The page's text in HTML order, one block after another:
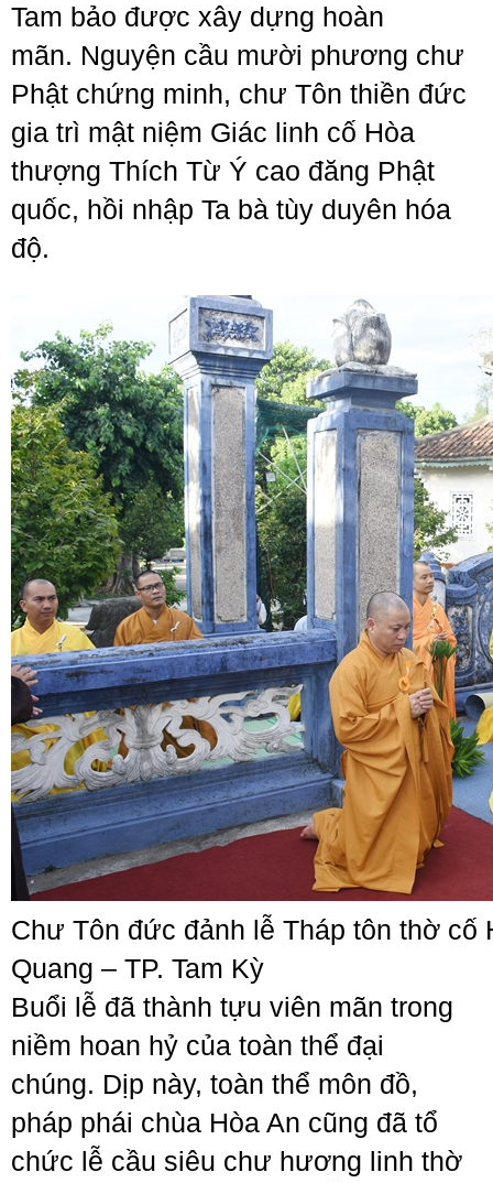
Tam bảo được xây dựng hoàn
mãn. Nguyện cầu mười phương chư
Phật chứng minh, chư Tôn thiền đức
gia trì mật niệm Giác linh cố Hòa
thượng Thích Từ Ý cao đăng Phật
quốc, hồi nhập Ta bà tùy duyên hóa
độ.
Chư Tôn đức đảnh lễ Tháp tôn thờ cố
Quang – TP. Tam Kỳ
Buổi lễ đã thành tựu viên mãn trong
niềm hoan hỷ của toàn thể đại
chúng. Dịp này, toàn thể môn đồ,
pháp phái chùa Hòa An cũng đã tổ
chức lễ cầu siêu chư hương linh thờ